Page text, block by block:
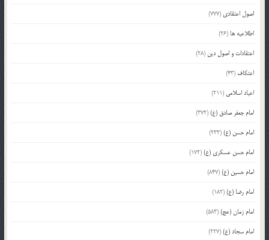
اصول اعتقادی (777)
اطلاعیه ها (26)
اعتقادات و اصول دین (28)
اعتکاف (43)
اعیاد اسلامی (211)
امام جعفر صادق (ع)(372)
امام حسن (ع)(233)
امام حسن عسکری (ع)(172)
امام حسین (ع)(847)
امام رضا (ع)(182)
امام زمان (عج)(583)
امام سجاد (ع)(227)